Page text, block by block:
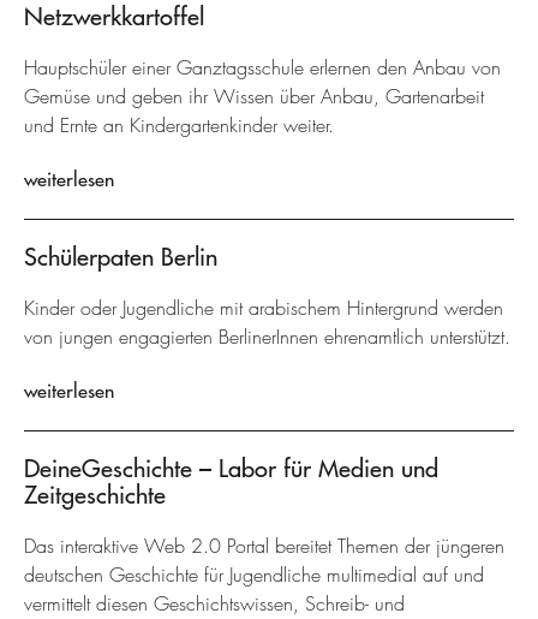
Netzwerkkartoffel
Hauptschüler einer Ganztagsschule erlernen den Anbau von
Gemüse und geben ihr Wissen über Anbau, Gartenarbeit
und Ernte an Kindergartenkinder weiter.
weiterlesen
Schülerpaten Berlin
Kinder oder Jugendliche mit arabischem Hintergrund werden
von jungen engagierten BerlinerInnen ehrenamtlich unterstützt.
weiterlesen
DeineGeschichte – Labor für Medien und
Zeitgeschichte
Das interaktive Web 2.0 Portal bereitet Themen der jüngeren
deutschen Geschichte für Jugendliche multimedial auf und
vermittelt diesen Geschichtswissen, Schreib- und